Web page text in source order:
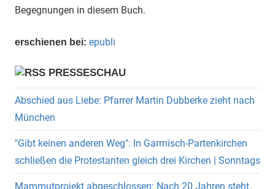
Begegnungen in diesem Buch.
erschienen bei: epubli
PRESSESCHAU
Abschied aus Liebe: Pfarrer Martin Dubberke zieht nach
München
"Gibt keinen anderen Weg": In Garmisch-Partenkirchen
schließen die Protestanten gleich drei Kirchen | Sonntags
Mammutprojekt abgeschlossen: Nach 20 Jahren steht